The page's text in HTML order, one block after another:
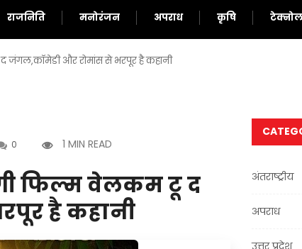
राजनिति मनोरंजन अपराध कृषि
और रोमांस से भरपूर है कहानी
0 1 MIN READ
फिल्म वेलकम टू द
है कहानी
अंतराष्ट्रीय
अपराध
उत्तर प्रदेश